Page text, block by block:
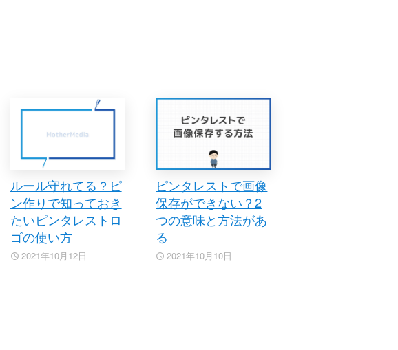
ルール守れてる？ピ
ン作りで知っておき
たいピンタレストロ
ゴの使い方
2021年10月12日
ピンタレストで画像
保存ができない？2
つの意味と方法があ
る
2021年10月10日